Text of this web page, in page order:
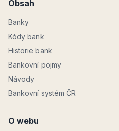
Obsah
Banky
Kódy bank
Historie bank
Bankovní pojmy
Návody
Bankovní systém ČR
O webu